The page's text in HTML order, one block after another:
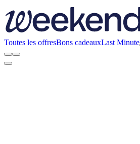
Toutes les offresBons cadeauxLast Minute